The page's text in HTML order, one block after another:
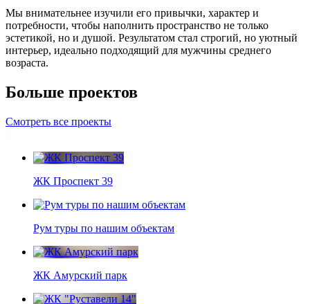
Мы внимательнее изучили его привычки, характер и
потребности, чтобы наполнить пространство не только
эстетикой, но и душой. Результатом стал строгий, но уютный
интерьер, идеально подходящий для мужчины среднего
возраста.
Больше проектов
Смотреть все проекты
ЖК Проспект 39
Рум туры по нашим объектам
ЖК Амурский парк